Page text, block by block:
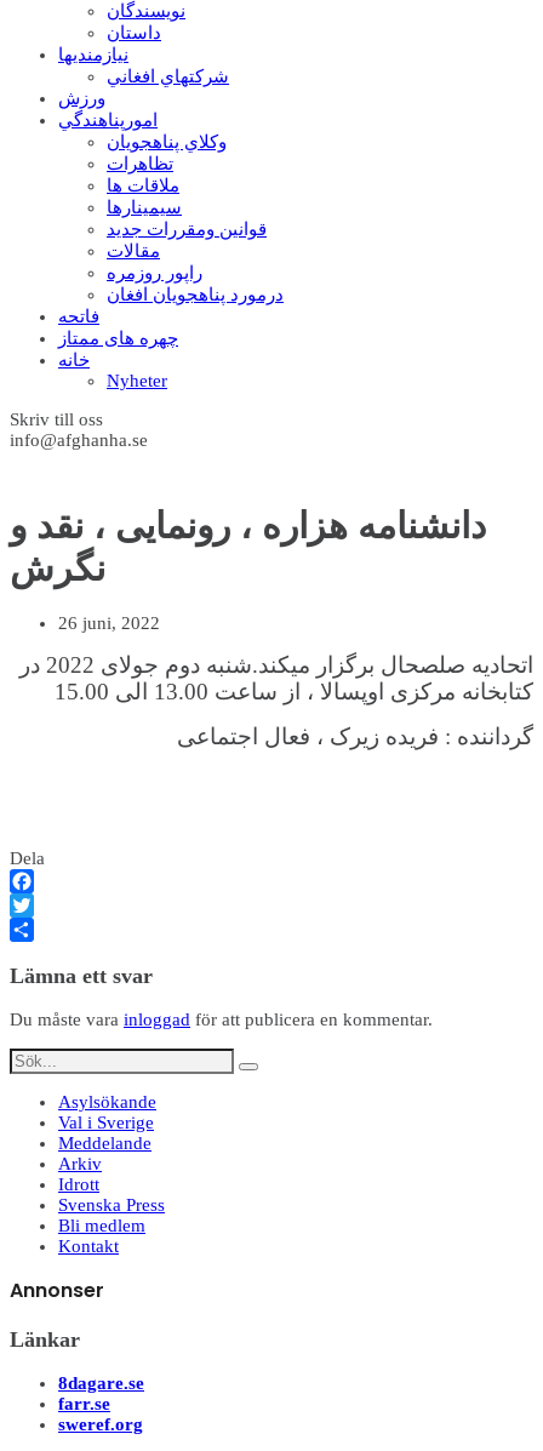
نويسندگان
داستان
نيازمنديها
شرکتهاي افغاني
ورزش
امورپناهندگي
وکلاي پناهجويان
تظاهرات
ملاقات ها
سيمينارها
قوانين ومقررات جديد
مقالات
راپور روزمره
درمورد پناهجويان افغان
فاتحه
چهره های ممتاز
خانه
Nyheter
Skriv till oss
info@afghanha.se
دانشنامه هزاره ، رونمایی ، نقد و
نگرش
26 juni, 2022
اتحادیه صلصحال برگزار میکند.شنبه دوم جولای 2022 در
کتابخانه مرکزی اوپسالا ، از ساعت 13.00 الی 15.00
گرداننده : فریده زیرک ، فعال اجتماعی
Dela
Facebook
Twitter
Lämna ett svar
Du måste vara inloggad för att publicera en kommentar.
Asylsökande
Val i Sverige
Meddelande
Arkiv
Idrott
Svenska Press
Bli medlem
Kontakt
Annonser
Länkar
8dagare.se
farr.se
sweref.org